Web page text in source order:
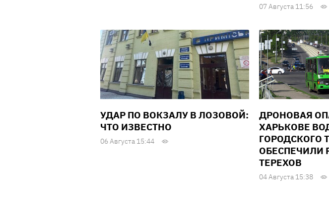
07 Августа 11:56
УДАР ПО ВОКЗАЛУ В ЛОЗОВОЙ:
ЧТО ИЗВЕСТНО
06 Августа 15:44
ДРОНОВАЯ
ХАРЬКОВЕ
ГОРОДСКОГО
ОБЕСПЕЧИЛИ
ТЕРЕХОВ
04 Августа 15:38